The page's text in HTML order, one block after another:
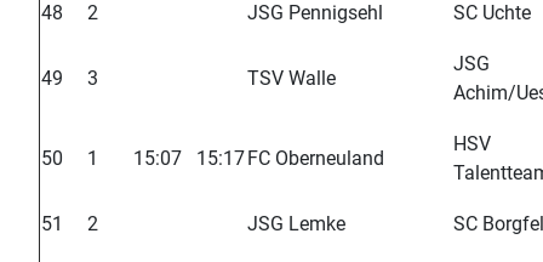
48 2 JSG Pennigsehl SC Uchte
49 3 TSV Walle
JSG
Achim/
50 1 15:07 15:17FC Oberneuland
HSV
51 2 JSG Lemke SC